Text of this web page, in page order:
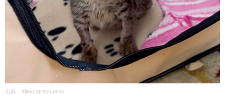
出典：alleycatrescueinc